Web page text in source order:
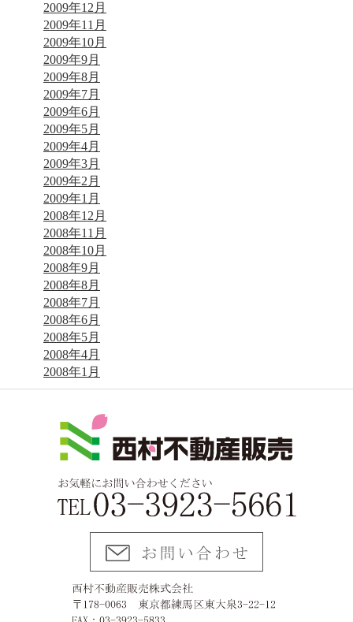
2009年12月
2009年11月
2009年10月
2009年9月
2009年8月
2009年7月
2009年6月
2009年5月
2009年4月
2009年3月
2009年2月
2009年1月
2008年12月
2008年11月
2008年10月
2008年9月
2008年8月
2008年7月
2008年6月
2008年5月
2008年4月
2008年1月